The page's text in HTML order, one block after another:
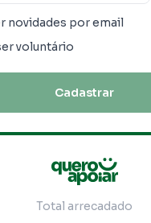
novidades por email
voluntário
Cadastrar
Total arrecadado